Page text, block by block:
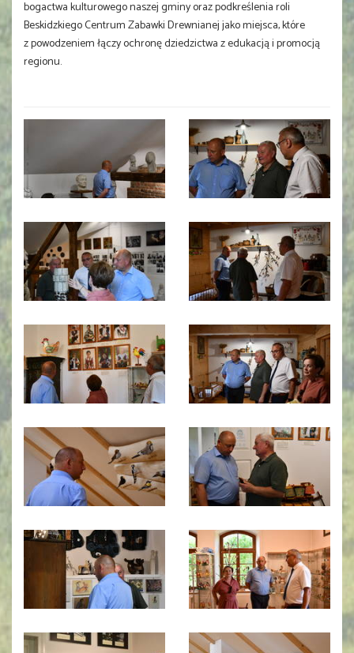
bogactwa kulturowego naszej gminy oraz podkreślenia roli
Beskidzkiego Centrum Zabawki Drewnianej jako miejsca, które
z powodzeniem łączy ochronę dziedzictwa z edukacją i promocją
regionu.